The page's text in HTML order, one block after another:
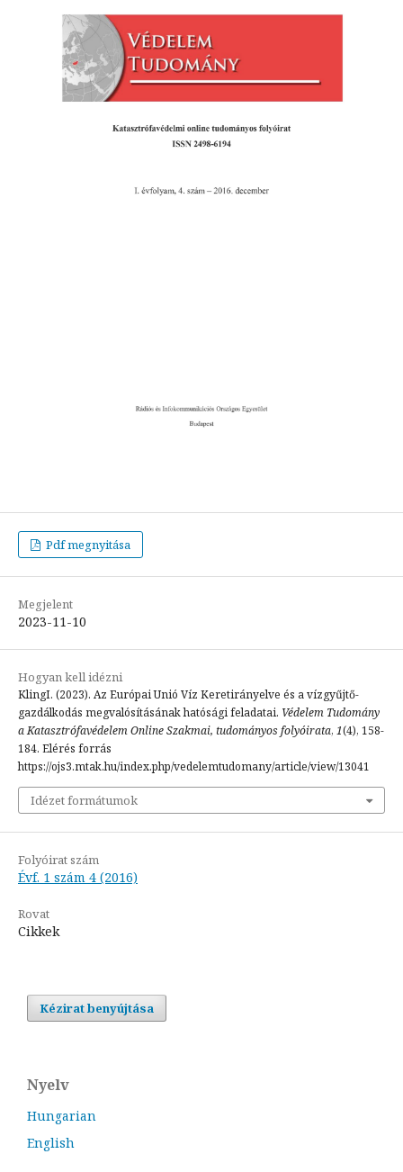
Pdf megnyitása
Megjelent
2023-11-10
Hogyan kell idézni
KlingI. (2023). Az Európai Unió Víz Keretirányelve és a vízgyűjtő-
gazdálkodás megvalósításának hatósági feladatai. Védelem Tudomány
a Katasztrófavédelem Online Szakmai, tudományos folyóirata, 1(4), 158-
184. Elérés forrás
https://ojs3.mtak.hu/index.php/vedelemtudomany/article/view/13041
Idézet formátumok
Folyóirat szám
Évf. 1 szám 4 (2016)
Rovat
Cikkek
Kézirat benyújtása
Nyelv
Hungarian
English